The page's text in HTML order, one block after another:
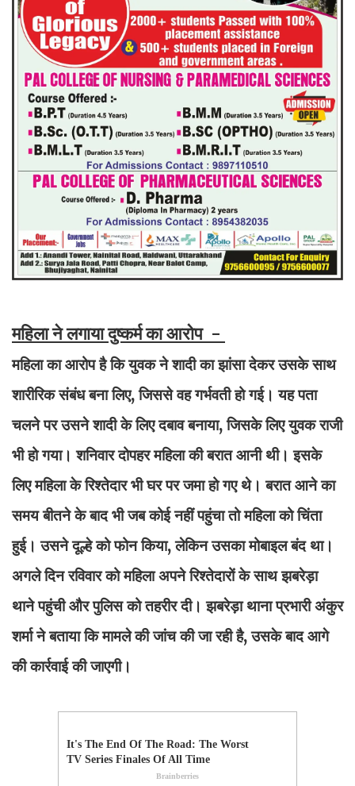
महिला ने लगाया दुष्कर्म का आरोप -
महिला का आरोप है कि युवक ने शादी का झांसा देकर उसके साथ
शारीरिक संबंध बना लिए, जिससे वह गर्भवती हो गई। यह पता
चलने पर उसने शादी के लिए दबाव बनाया, जिसके लिए युवक राजी
भी हो गया। शनिवार दोपहर महिला की बरात आनी थी। इसके
लिए महिला के रिश्तेदार भी घर पर जमा हो गए थे। बरात आने का
समय बीतने के बाद भी जब कोई नहीं पहुंचा तो महिला को चिंता
हुई। उसने दूल्हे को फोन किया, लेकिन उसका मोबाइल बंद था।
अगले दिन रविवार को महिला अपने रिश्तेदारों के साथ झबरेड़ा
थाने पहुंची और पुलिस को तहरीर दी। झबरेड़ा थाना प्रभारी अंकुर
शर्मा ने बताया कि मामले की जांच की जा रही है, उसके बाद आगे
की कार्रवाई की जाएगी।